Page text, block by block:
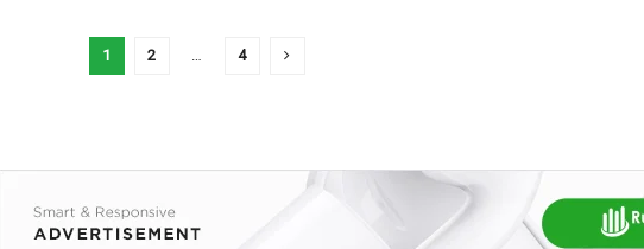
1 2 … 4